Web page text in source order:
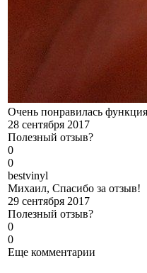
Очень понравилась
28 сентября 2017
Полезный отзыв?
0
0
bestvinyl
Михаил, Спасибо за отзыв!
29 сентября 2017
Полезный отзыв?
0
0
Еще комментарии